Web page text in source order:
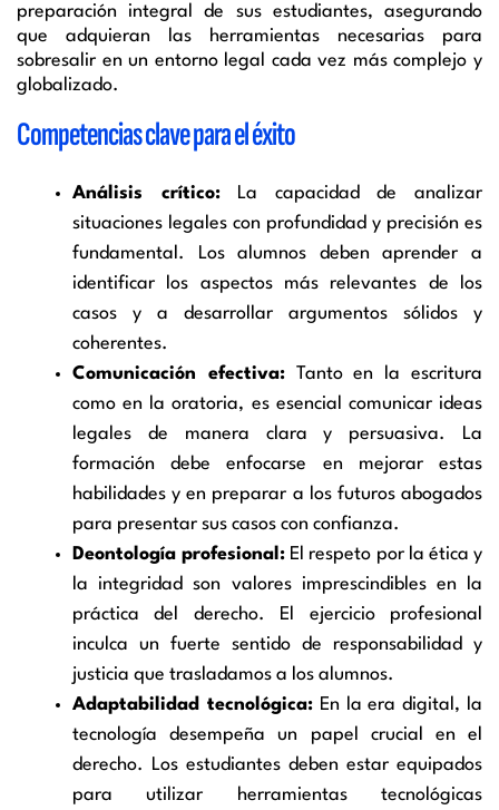
preparación integral de sus estudiantes, asegurando
que adquieran las herramientas necesarias para
sobresalir en un entorno legal cada vez más complejo y
globalizado.
Competencias clave para el éxito
Análisis crítico:La capacidad de analizar
situaciones legales con profundidad y precisión es
fundamental. Los alumnos deben aprender a
identificar los aspectos más relevantes de los
casos y a desarrollar argumentos sólidos y
coherentes.
Comunicación efectiva:Tanto en la escritura
como en la oratoria, es esencial comunicar ideas
legales de manera clara y persuasiva. La
formación debe enfocarse en mejorar estas
habilidades y en preparar a los futuros abogados
para presentar sus casos con confianza.
Deontología profesional: El respeto por la ética y
la integridad son valores imprescindibles en la
práctica del derecho. El ejercicio profesional
inculca un fuerte sentido de responsabilidad y
justicia que trasladamos a los alumnos.
Adaptabilidad tecnológica:En la era digital, la
tecnología desempeña un papel crucial en el
derecho. Los estudiantes deben estar equipados
para utilizar herramientas tecnológicas